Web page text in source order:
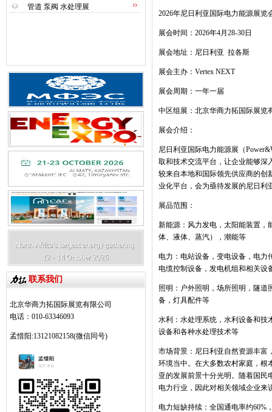
管道 泵阀 水处理展
联系我们
北京华商力拓国际展览有限公司
电话：010-63346093
孟惜阳:13121082158(微信同号)
2026年尼日利亚国际电力能源展览
展会时间： 2026年4月 28-30日
展会地址：尼日利亚 拉各斯
展会主办： Vertex NEXT
展会周期：一年一届
中区组展：北京华商力拓国际展览
展会介绍：
尼日利亚国际电力能源展（
取和技术交流平台，让企业能够深
较来自本地和国际领先供应商的创
业化平台，会为亟待发展的尼日利
展品范围：
新能源：风力发电，太阳能装置，
体、液体、蒸汽），潮能等
电力：电站设备，变电设备，电力
电缆控制设备，发电机组和相关设
照明：户外照明，场所照明，隧
备，灯具配件等
水利：水处理系统，水利设备和技
设备和各种水处理技术等
市场背景：尼日利亚自然资源丰富
环境当中。在大多数农村家庭，根
亚的发展前景十分光明。随着国
电力行业，因此对相关领域企业来
电力短缺持续：全国通电率约60%